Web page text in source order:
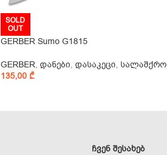
SOLD
OUT
GERBER Sumo G1815
GERBER, დანები, დასაკეცი, სალაშქრო
135,00 ₾
ᲩᲕᲔᲜ ᲨᲔᲡᲐᲮᲔᲑ